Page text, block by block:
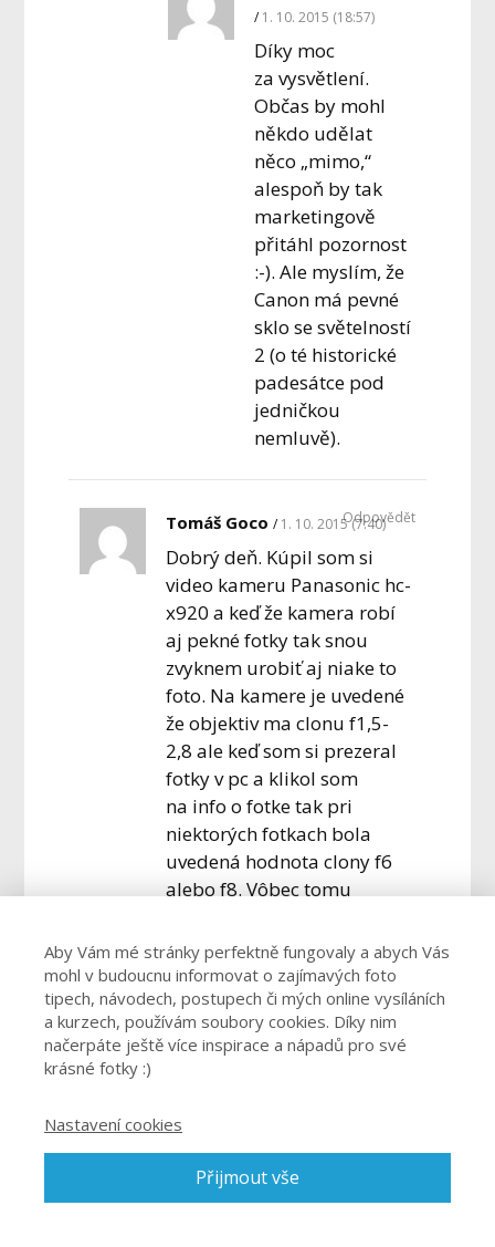
1. 10. 2015 (18:57)
Díky moc
za vysvětlení.
Občas by mohl
někdo udělat
něco „mimo,“
alespoň by tak
marketingově
přitáhl pozornost
:-). Ale myslím, že
Canon má pevné
sklo se světelností
2 (o té historické
padesátce pod
jedničkou
nemluvě).
Tomáš Goco 1. 10. 2015 (7:40)
Dobrý deň. Kúpil som si
video kameru Panasonic hc-
x920 a keď že kamera robí
aj pekné fotky tak snou
zvyknem urobiť aj niake to
foto. Na kamere je uvedené
že objektiv ma clonu f1,5-
2,8 ale keď som si prezeral
fotky v pc a klikol som
na info o fotke tak pri
niektorých fotkach bola
uvedená hodnota clony f6
alebo f8. Vôbec tomu
má max clonu 2,8. Mohli by
ste my to prosím vysvetliť?
Ďakujem.
Odpovědět
uvádí pro nejvíce
otevřenou clonu, tj.
Aby Vám mé stránky perfektně fungovaly a abych Vás
mohl v budoucnu informovat o zajímavých foto
tipech, návodech, postupech či mých online vysíláních
a kurzech, používám soubory cookies. Díky nim
načerpáte ještě více inspirace a nápadů pro své
krásné fotky :)
Nastavení cookies
Přijmout vše